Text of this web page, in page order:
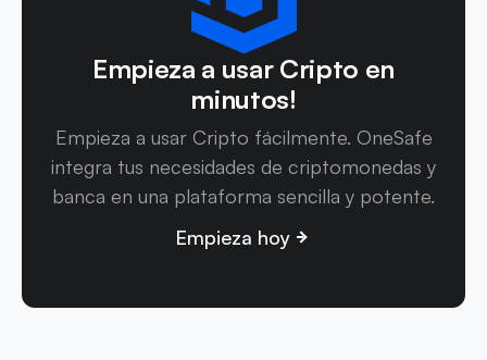
Empieza a usar Cripto en
minutos!
Empieza a usar Cripto fácilmente. OneSafe
integra tus necesidades de criptomonedas y
banca en una plataforma sencilla y potente.
Empieza hoy